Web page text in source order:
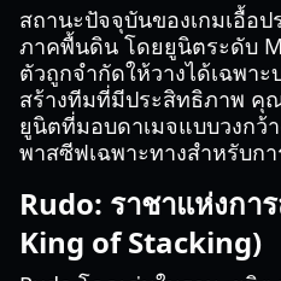
สถานะปัจจุบันของเกมเอื้อ
ภาคพื้นดิน โดยยูนิตระดับ
ตัวถูกจำกัดให้วางได้เฉพา
สร้างทีมที่มีประสิทธิภาพ คุ
ยูนิตที่มอบดาเมจแบบวงกว้
พาสซีฟเฉพาะทางสำหรับก
Rudo: ราชาแห่งกา
King of Stacking)